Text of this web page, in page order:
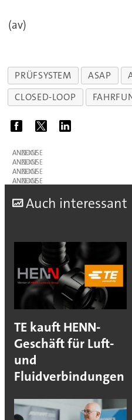
(av)
PRÜFSYSTEM ASAP
CLOSED-LOOP
ANZEIGE
ANZEIGE
ANZEIGE
ANZEIGE
Auch interessant
TE kauft HENN-
Geschäft für Luft-
und
Fluidverbindungen